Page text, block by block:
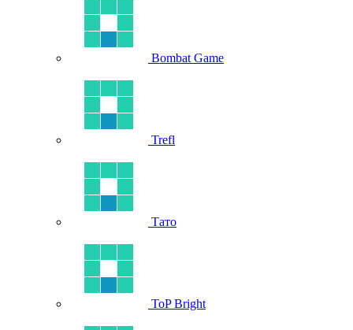
Bombat Game
Trefl
Тато
ToP Bright